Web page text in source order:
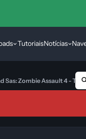
TutoriaisNotícias
Sas: Zombie Assault 4 -